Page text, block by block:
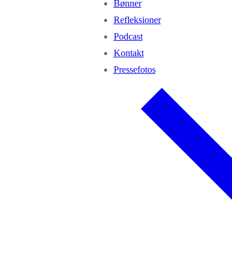
Bønner
Refleksioner
Podcast
Kontakt
Pressefotos